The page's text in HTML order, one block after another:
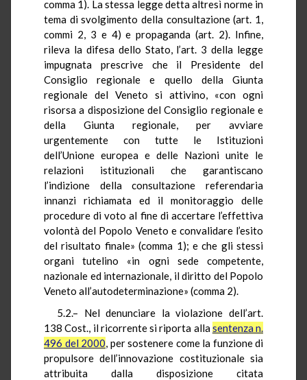
comma 1). La stessa legge detta altresì norme in
tema di svolgimento della consultazione (art. 1,
commi 2, 3 e 4) e propaganda (art. 2). Infine,
rileva la difesa dello Stato, l’art. 3 della legge
impugnata prescrive che il Presidente del
Consiglio regionale e quello della Giunta
regionale del Veneto si attivino, «con ogni
risorsa a disposizione del Consiglio regionale e
della Giunta regionale, per avviare
urgentemente con tutte le Istituzioni
dell’Unione europea e delle Nazioni unite le
relazioni istituzionali che garantiscano
l’indizione della consultazione referendaria
innanzi richiamata ed il monitoraggio delle
procedure di voto al fine di accertare l’effettiva
volontà del Popolo Veneto e convalidare l’esito
del risultato finale» (comma 1); e che gli stessi
organi tutelino «in ogni sede competente,
nazionale ed internazionale, il diritto del Popolo
Veneto all’autodeterminazione» (comma 2).
5.2.– Nel denunciare la violazione dell’art.
138 Cost., il ricorrente si riporta allasentenza n.
496 del 2000, per sostenere come la funzione di
propulsore dell’innovazione costituzionale sia
attribuita dalla disposizione citata